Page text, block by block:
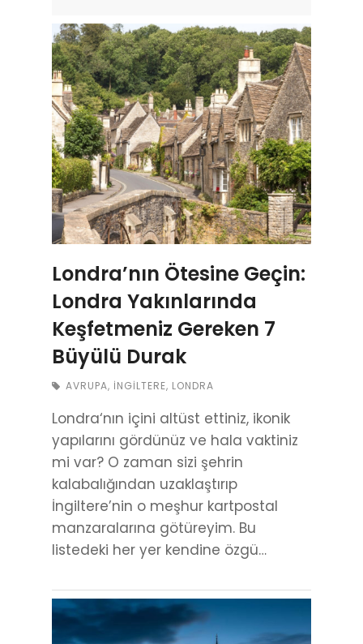
Londra’nın Ötesine Geçin:
Londra Yakınlarında
Keşfetmeniz Gereken 7
Büyülü Durak
AVRUPA, İNGILTERE, LONDRA
Londra‘nın içini altüst ettiniz, ikonik
yapılarını gördünüz ve hala vaktiniz
mi var? O zaman sizi şehrin
kalabalığından uzaklaştırıp
İngiltere’nin o meşhur kartpostal
manzaralarına götüreyim. Bu
listedeki her yer kendine özgü…